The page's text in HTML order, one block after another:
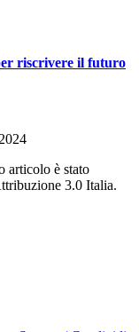
riscrivere il futuro
articolo è stato
3.0 Italia.